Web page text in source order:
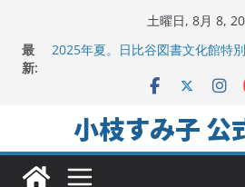
土曜日, 8月 8,
最
新:
地方議会の「会派」って、なんだ
2025年夏。日比谷図書文化館特
ちよだの声ニュース No,9発信し
千代田区社会福祉協議会アキバ
会」に参加
ヒートアイランド緩和のキーワ
小枝すみ子 公